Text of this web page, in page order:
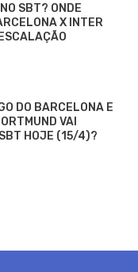
SBT? ONDE
X INTER
DO BARCELONA E
VAI
HOJE (15/4)?